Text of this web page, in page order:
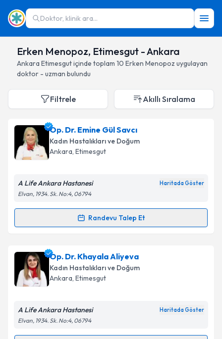
Doktor, klinik ara...
Erken Menopoz, Etimesgut - Ankara
Ankara Etimesgutiçinde toplam 10 Erken Menopoz uygulayan
doktor - uzman bulundu
Filtrele Akıllı Sıralama
Op. Dr. Emine Gül Savcı
Kadın Hastalıkları ve Doğum
Ankara, Etimesgut
A Life Ankara Hastanesi Haritada Göster
Elvan, 1934. Sk. No:4, 06794
Randevu Talep Et
Randevu Takvimi Talebi
Op. Dr. Emine Gül Savcıiçin randevu takvimi talebi
oluşturun. Size bu uzmandan randevu almanız için bir
takvim hazırlandığında e-posta ile bilgilendireceğiz.
Op. Dr. Khayala Aliyeva
Kadın Hastalıkları ve Doğum
Ankara, Etimesgut
A Life Ankara Hastanesi Haritada Göster
Elvan, 1934. Sk. No:4, 06794